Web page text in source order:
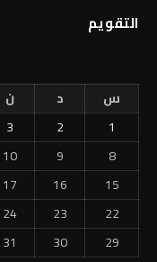
التقويم
س
د ن
1
2
3
8
9
10
15
16
17
22
23
24
29
30
31